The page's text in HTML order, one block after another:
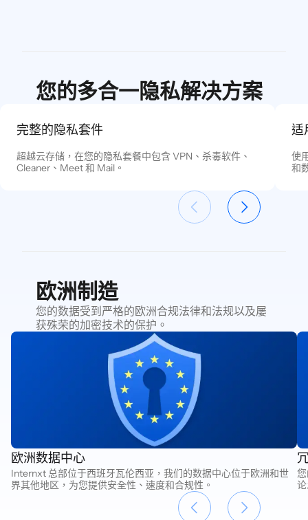
您的多合一隐私解决方案
完整的隐私套件
超越云存储，在您的隐私套餐中包含 VPN、杀毒软件、
Cleaner、Meet 和 Mail。
适
使
和
欧洲制造
您的数据受到严格的欧洲合规法律和法规以及屡
获殊荣的加密技术的保护。
欧洲数据中心
Internxt 总部位于西班牙瓦伦西亚，我们的数据中心位于欧洲和世
界其他地区，为您提供安全性、速度和合规性。